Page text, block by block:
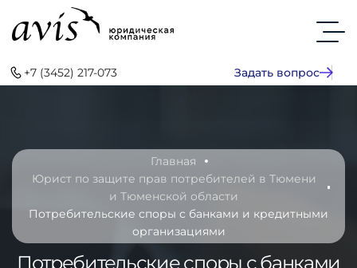
+7 (3452) 217-073 Задать вопрос
Главная
Юрист по защите прав потребителей в Тюмени
и Тюменской области
Потребительские споры с банками и кредитными
организациями
Потребительские споры с банками